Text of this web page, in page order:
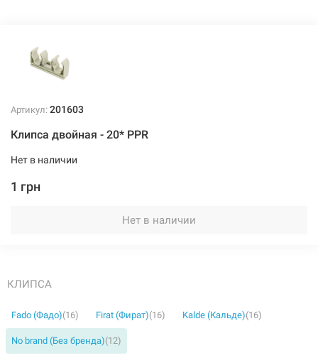
Артикул: 201603
Клипса двойная - 20* PPR
Нет в наличии
1 грн
Нет в наличии
КЛИПСА
Fado (Фадо)(16) Firat (Фират)(16) Kalde (Кальде)(16)
No brand (Без бренда)(12)